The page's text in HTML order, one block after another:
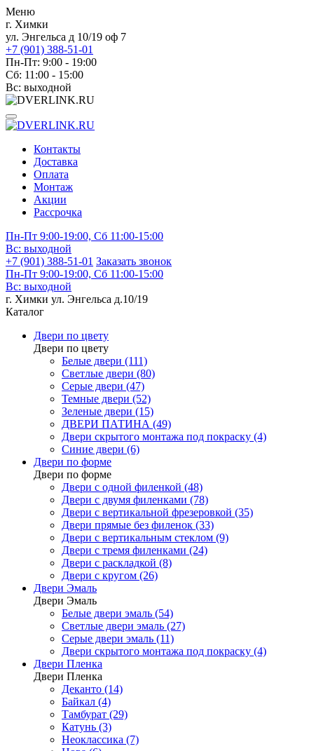
Меню
г. Химки
ул. Энгельса д 10/19 оф 7
+7 (901) 388-51-01
Пн-Пт: 9:00 - 19:00
Сб: 11:00 - 15:00
Вс: выходной
Контакты
Доставка
Оплата
Монтаж
Акции
Рассрочка
Пн-Пт 9:00-19:00, Сб 11:00-15:00
Вс: выходной
+7 (901) 388-51-01 Заказать звонок
Пн-Пт 9:00-19:00, Сб 11:00-15:00
Вс: выходной
г. Химки ул. Энгельса д.10/19
Каталог
Двери по цвету
Двери по цвету
Белые двери (111)
Светлые двери (80)
Серые двери (47)
Темные двери (52)
Зеленые двери (15)
ДВЕРИ ПАТИНА (49)
Двери скрытого монтажа под покраску (4)
Синие двери (6)
Двери по форме
Двери по форме
Двери с одной филенкой (48)
Двери с двумя филенками (78)
Двери с вертикальной фрезеровкой (35)
Двери прямые без филенок (33)
Двери с вертикальным стеклом (9)
Двери с тремя филенками (24)
Двери с раскладкой (8)
Двери с кругом (26)
Двери Эмаль
Двери Эмаль
Белые двери эмаль (54)
Светлые двери эмаль (27)
Серые двери эмаль (11)
Двери скрытого монтажа под покраску (4)
Двери Пленка
Двери Пленка
Деканто (14)
Байкал (4)
Тамбурат (29)
Катунь (3)
Неоклассика (7)